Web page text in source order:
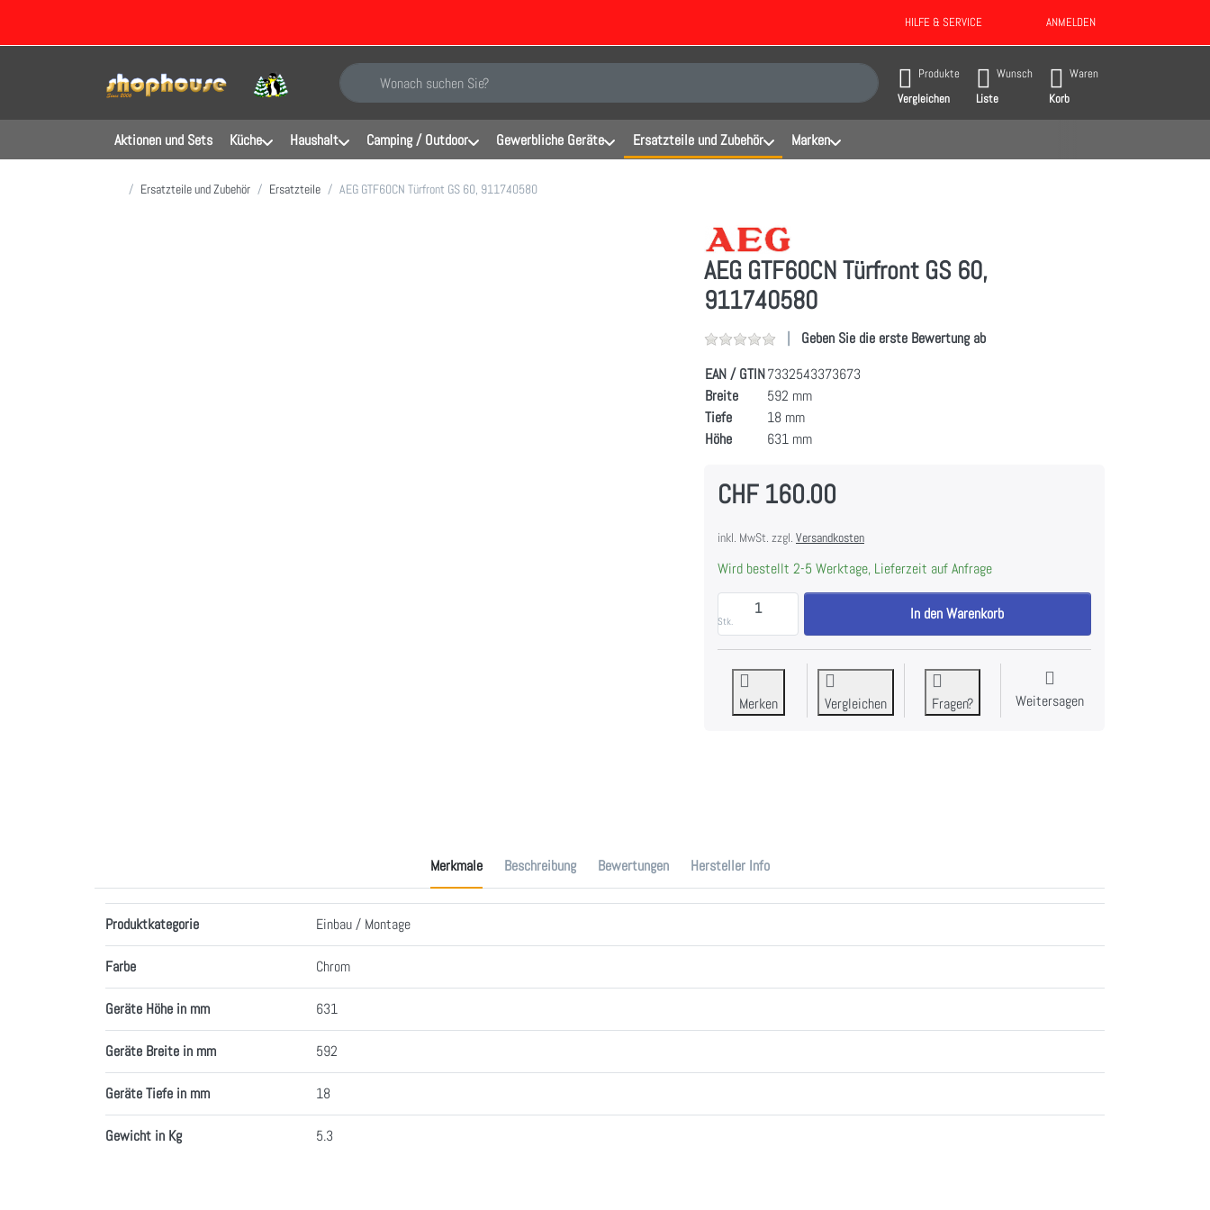
HILFE & SERVICE ANMELDEN
Geben Sie einen Suchbegriff ein. Während Sie tippen, erscheinen automatisch erste Ergebnisse. Drücken Sie die Eingabetaste, um alle Ergebnisse aufzurufen.
Produkte
Vergleichen
Wunsch
Liste
Waren
Korb
Aktionen und Sets Küche Haushalt Camping / Outdoor Gewerbliche Geräte Ersatzteile und Zubehör Marken
Startseite
Ersatzteile und Zubehör Ersatzteile AEG GTF60CN Türfront GS 60, 911740580
AEG GTF60CN Türfront GS 60,
911740580
Geben Sie die erste Bewertung ab
EAN / GTIN7332543373673
Breite
592 mm
Tiefe
18 mm
Höhe
631 mm
CHF 160.00
inkl. MwSt. zzgl. Versandkosten
Wird bestellt 2-5 Werktage, Lieferzeit auf Anfrage
Stk.
AEG GTF60CN Türfront GS 60, 911740580 zu CHF 160.00, Menge 1.
In den Warenkorb
Merken Vergleichen Fragen? Weitersagen
Merkmale Beschreibung Bewertungen Hersteller Info
Produktkategorie Einbau / Montage
Farbe Chrom
Geräte Höhe in mm 631
Geräte Breite in mm 592
Geräte Tiefe in mm 18
Gewicht in Kg 5.3